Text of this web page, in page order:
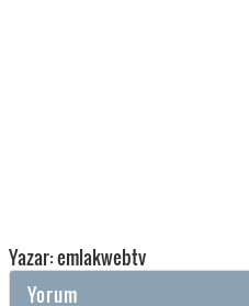
Yazar: emlakwebtv
Yorum